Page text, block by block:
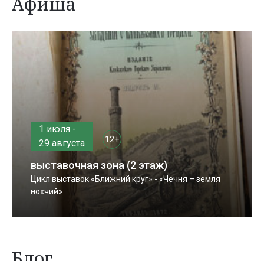
1 июля -
29 августа
12+
выставочная зона (2 этаж)
Цикл выставок «Ближний круг» - «Чечня – земля
нохчий»